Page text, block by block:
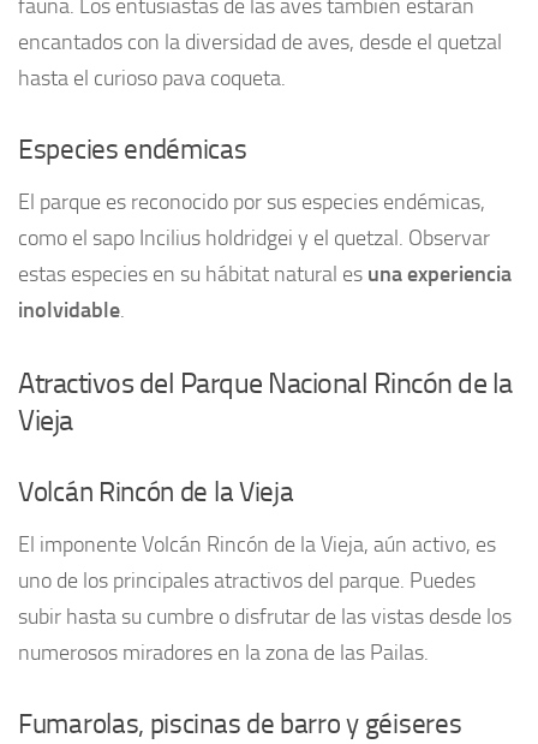
fauna. Los entusiastas de las aves también estarán
encantados con la diversidad de aves, desde el quetzal
hasta el curioso pava coqueta.
Especies endémicas
El parque es reconocido por sus especies endémicas,
como el sapo Incilius holdridgei y el quetzal. Observar
estas especies en su hábitat natural es una experiencia
inolvidable.
Atractivos del Parque Nacional Rincón de la
Vieja
Volcán Rincón de la Vieja
El imponente Volcán Rincón de la Vieja, aún activo, es
uno de los principales atractivos del parque. Puedes
subir hasta su cumbre o disfrutar de las vistas desde los
numerosos miradores en la zona de las Pailas.
Fumarolas, piscinas de barro y géiseres